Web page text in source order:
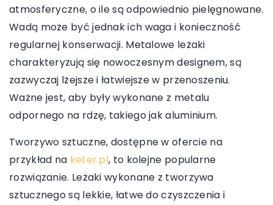
atmosferyczne, o ile są odpowiednio pielęgnowane.
Wadą może być jednak ich waga i konieczność
regularnej konserwacji. Metalowe leżaki
charakteryzują się nowoczesnym designem, są
zazwyczaj lżejsze i łatwiejsze w przenoszeniu.
Ważne jest, aby były wykonane z metalu
odpornego na rdzę, takiego jak aluminium.
Tworzywo sztuczne, dostępne w ofercie na
przykład na keter.pl, to kolejne popularne
rozwiązanie. Leżaki wykonane z tworzywa
sztucznego są lekkie, łatwe do czyszczenia i